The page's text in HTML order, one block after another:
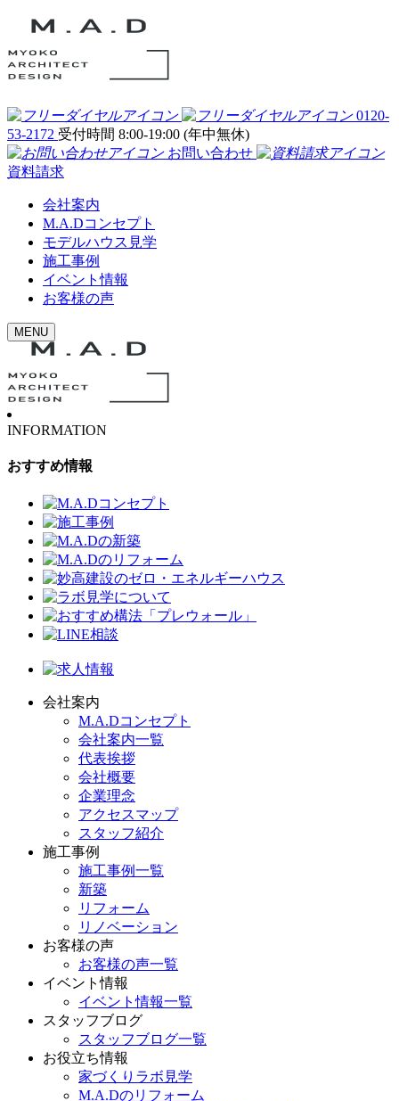
0120-
53-2172 受付時間 8:00-19:00 (年中無休)
お問い合わせ
資料請求
会社案内
M.A.Dコンセプト
モデルハウス見学
施工事例
イベント情報
お客様の声
MENU
INFORMATION
おすすめ情報
会社案内
M.A.Dコンセプト
会社案内一覧
代表挨拶
会社概要
企業理念
アクセスマップ
スタッフ紹介
施工事例
施工事例一覧
新築
リフォーム
リノベーション
お客様の声
お客様の声一覧
イベント情報
イベント情報一覧
スタッフブログ
スタッフブログ一覧
お役立ち情報
家づくりラボ見学
M.A.Dのリフォーム